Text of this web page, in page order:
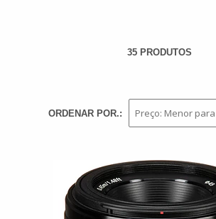
35 PRODUTOS
ORDENAR POR.: